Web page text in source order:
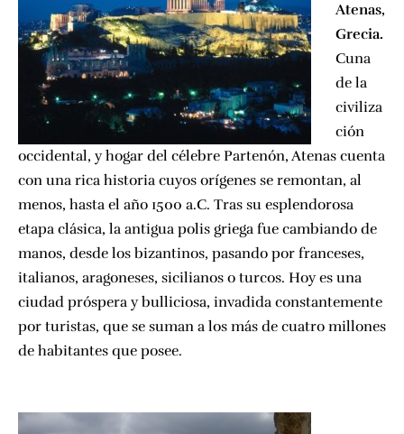
Atenas,
Grecia.
Cuna
de la
civiliza
ción
occidental, y hogar del célebre Partenón, Atenas cuenta
con una rica historia cuyos orígenes se remontan, al
menos, hasta el año 1500 a.C. Tras su esplendorosa
etapa clásica, la antigua polis griega fue cambiando de
manos, desde los bizantinos, pasando por franceses,
italianos, aragoneses, sicilianos o turcos. Hoy es una
ciudad próspera y bulliciosa, invadida constantemente
por turistas, que se suman a los más de cuatro millones
de habitantes que posee.